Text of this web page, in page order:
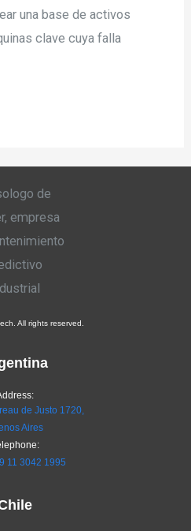
una base de activos
clave cuya falla
All rights reserved.
de Justo 1720,
Aires
11 3042 1995